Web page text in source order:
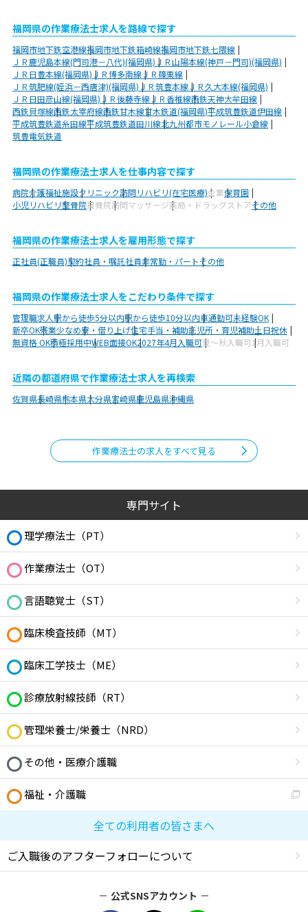
福岡県の作業療法士求人を路線で探す
福岡市地下鉄空港線福岡市地下鉄箱崎線福岡市地下鉄七隈線
ＪＲ鹿児島本線(門司港－八代)(福岡県)ＪＲ山陽本線(神戸－門司)(福岡県)
ＪＲ日豊本線(福岡県)ＪＲ博多南線ＪＲ篠栗線
ＪＲ筑肥線(姪浜－西唐津)(福岡県)ＪＲ筑豊本線ＪＲ久大本線(福岡県)
ＪＲ日田彦山線(福岡県)ＪＲ後藤寺線ＪＲ香椎線西鉄天神大牟田線
西鉄貝塚線西鉄太宰府線西鉄甘木線甘木鉄道(福岡県)平成筑豊鉄道伊田線
平成筑豊鉄道糸田線平成筑豊鉄道田川線北九州都市モノレール小倉線
筑豊電気鉄道
福岡県の作業療法士求人を仕事内容で探す
病院介護福祉施設クリニック訪問リハビリ(在宅医療)企業保育園
小児リハビリ整骨院接骨院訪問マッサージ薬局・ドラッグストアその他
福岡県の作業療法士求人を雇用形態で探す
正社員(正職員)契約社員・嘱託社員非常勤・パートその他
福岡県の作業療法士求人をこだわり条件で探す
管理職求人駅から徒歩5分以内駅から徒歩10分以内車通勤可未経験OK
新卒OK残業少なめ寮・借り上げ住宅手当・補助託児所・育児補助土日祝休
無資格 OK積極採用中WEB面接OK2027年4月入職可夏～秋入職可1月入職可
近隣の都道府県で作業療法士求人を再検索
佐賀県長崎県熊本県大分県宮崎県鹿児島県沖縄県
作業療法士の求人をすべて見る
専門サイト
理学療法士（PT）
作業療法士（OT）
言語聴覚士（ST）
臨床検査技師（MT）
臨床工学技士（ME）
診療放射線技師（RT）
管理栄養士/栄養士（NRD）
その他・医療介護職
福祉・介護職
全ての利用者の皆さまへ
ご入職後のアフターフォローについて
公式SNSアカウント